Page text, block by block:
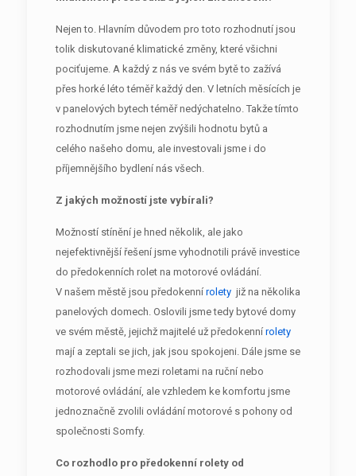
Nejen to. Hlavním důvodem pro toto rozhodnutí jsou
tolik diskutované klimatické změny, které všichni
pociťujeme. A každý z nás ve svém bytě to zažívá
přes horké léto téměř každý den. V letních měsících je
v panelových bytech téměř nedýchatelno. Takže tímto
rozhodnutím jsme nejen zvýšili hodnotu bytů a
celého našeho domu, ale investovali jsme i do
příjemnějšího bydlení nás všech.
Z jakých možností jste vybírali?
Možností stínění je hned několik, ale jako
nejefektivnější řešení jsme vyhodnotili právě investice
do předokenních rolet na motorové ovládání.
V našem městě jsou předokenní rolety již na několika
panelových domech. Oslovili jsme tedy bytové domy
ve svém městě, jejichž majitelé už předokenní rolety
mají a zeptali se jich, jak jsou spokojeni. Dále jsme se
rozhodovali jsme mezi roletami na ruční nebo
motorové ovládání, ale vzhledem ke komfortu jsme
jednoznačně zvolili ovládání motorové s pohony od
společnosti Somfy.
Co rozhodlo pro předokenní rolety od